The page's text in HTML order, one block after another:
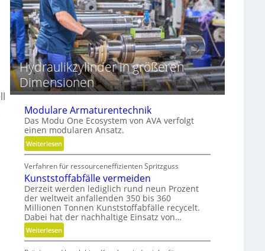
z
e
s
s
e
r
e
i
b
e
r
Hydraulikzylinder in größeren
Dimensionen
Modulare Armaturentechnik
Das Modu One Ecosystem von AVA verfolgt
einen modularen Ansatz.
Weiterlesen:
M
o
d
u
l
r
e
A
Verfahren für ressourceneffizienten Spritzguss
Kunststoffabfälle vermeiden
Derzeit werden lediglich rund neun Prozent
der weltweit anfallenden 350 bis 360
Millionen Tonnen Kunststoffabfälle recycelt.
Dabei hat der nachhaltige Einsatz von…
Weiterlesen:
K